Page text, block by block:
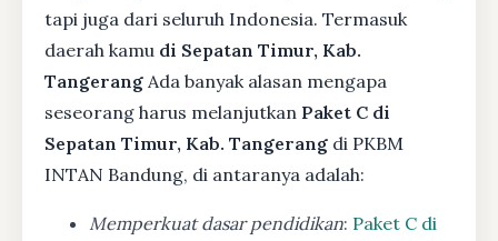
tapi juga dari seluruh Indonesia. Termasuk
daerah kamu di Sepatan Timur, Kab.
Tangerang Ada banyak alasan mengapa
seseorang harus melanjutkan Paket C di
Sepatan Timur, Kab. Tangerang di PKBM
INTAN Bandung, di antaranya adalah:
Memperkuat dasar pendidikan: Paket C di